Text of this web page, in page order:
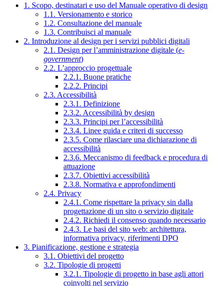
1. Scopo, destinatari e uso del Manuale operativo di design
1.1. Versionamento e storico
1.2. Consultazione del manuale
1.3. Contribuisci al manuale
2. Introduzione al design per i servizi pubblici digitali
2.1. Design per l’amministrazione digitale (e-
government)
2.2. L’approccio progettuale
2.2.1. Buone pratiche
2.2.2. Principi
2.3. Accessibilità
2.3.1. Definizione
2.3.2. Accessibilità by design
2.3.3. Principi per l’accessibilità
2.3.4. Linee guida e criteri di successo
2.3.5. Come rilasciare una dichiarazione di
accessibilità
2.3.6. Meccanismo di feedback e procedura di
attuazione
2.3.7. Obiettivi accessibilità
2.3.8. Normativa e approfondimenti
2.4. Privacy
2.4.1. Come rispettare la privacy sin dalla
progettazione di un sito o servizio digitale
2.4.2. Richiedi il consenso quando necessario
2.4.3. Le basi del sito web: architettura,
informativa privacy, riferimenti DPO
3. Pianificazione, gestione e strategia
3.1. Obiettivi del progetto
3.2. Tipologie di progetti
3.2.1. Tipologie di progetto in base agli attori
coinvolti nel servizio